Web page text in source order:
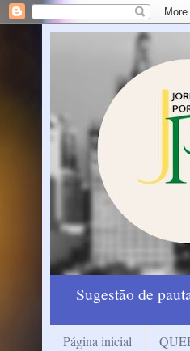
Sugestão de
Página inicial